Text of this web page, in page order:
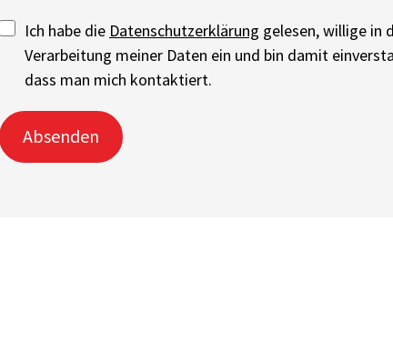
Ich habe die Datenschutzerklärung gelesen, willige in
Verarbeitung meiner Daten ein und bin damit
dass man mich kontaktiert.
Absenden